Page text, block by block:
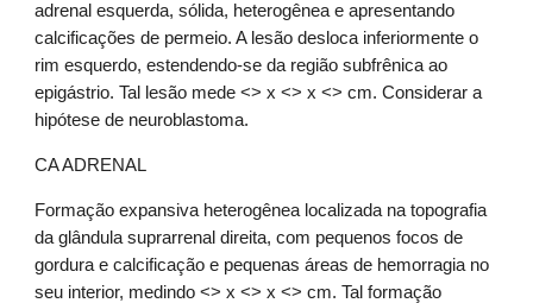
adrenal esquerda, sólida, heterogênea e apresentando
calcificações de permeio. A lesão desloca inferiormente o
rim esquerdo, estendendo-se da região subfrênica ao
epigástrio. Tal lesão mede <> x <> x <> cm. Considerar a
hipótese de neuroblastoma.
CA ADRENAL
Formação expansiva heterogênea localizada na topografia
da glândula suprarrenal direita, com pequenos focos de
gordura e calcificação e pequenas áreas de hemorragia no
seu interior, medindo <> x <> x <> cm. Tal formação